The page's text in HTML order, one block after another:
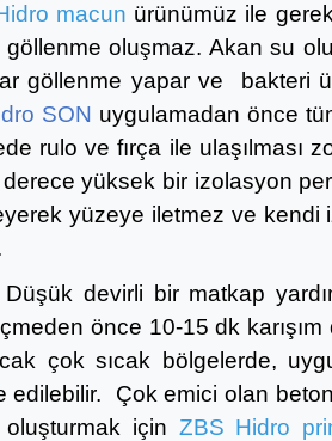
macun ürünümüz ile
oluşmaz. Akan su
göllenme yapar ve bakteri
SON uygulamadan önce
rulo ve fırça ile ulaşılması
yüksek bir izolasyon
yüzeye iletmez ve kendi
devirli bir matkap
önce 10-15 dk
çok sıcak bölgelerde,
edilebilir. Çok emici olan
için ZBS Hidro